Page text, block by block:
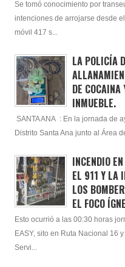
Se tomó conocimiento por
intenciones de arrojarse desde
móvil 417 s...
LA POLICÍA
DE
INMUEBLE.
SANTA ANA : En la jornada de
Distrito Santa Ana junto al Área
INCENDIO
EL 911 Y LA
LOS
EL FOCO
Esto ocurrió a las 00:30 horas
EASY, sito en Ruta Nacional 16
Servi...